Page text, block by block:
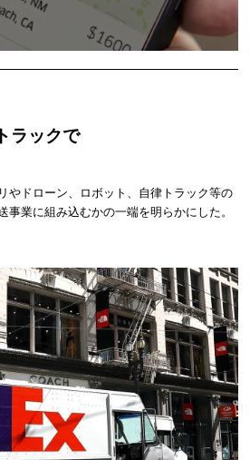
ラックで
やドローン、ロボット、自律トラック等の
事業に組み込むかの一端を明らかにした。